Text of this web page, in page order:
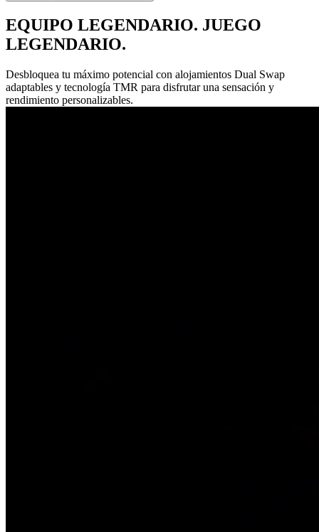
EQUIPO LEGENDARIO. JUEGO
LEGENDARIO.
Desbloquea tu máximo potencial con alojamientos Dual Swap
adaptables y tecnología TMR para disfrutar una sensación y
rendimiento personalizables.